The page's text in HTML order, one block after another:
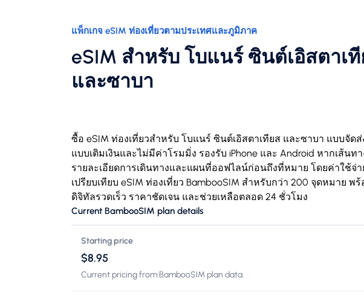
แพ็กเกจ eSIM ท่องเที่ยวตามประเทศและภูมิภาค
eSIM สำหรับ โบแนร์ ซินต์เอิสตาเ
และซาบา
ซื้อ eSIM ท่องเที่ยวสำหรับ โบแนร์ ซินต์เอิสตาเทียส และซาบา แบบจัด
แบบเติมเงินและไม่มีค่าโรมมิ่ง รองรับ iPhone และ Android หากเส้นท
รายละเอียดการเดินทางและแผนที่ออฟไลน์ก่อนถึงที่หมาย โดยค่าใช้จ่
เปรียบเทียบ eSIM ท่องเที่ยว BambooSIM สำหรับกว่า 200 จุดหมาย พ
ดิจิทัลรวดเร็ว ราคาชัดเจน และช่วยเหลือตลอด 24 ชั่วโมง
Current BambooSIM plan details
Starting price
$8.95
Current pricing from BambooSIM plan data.